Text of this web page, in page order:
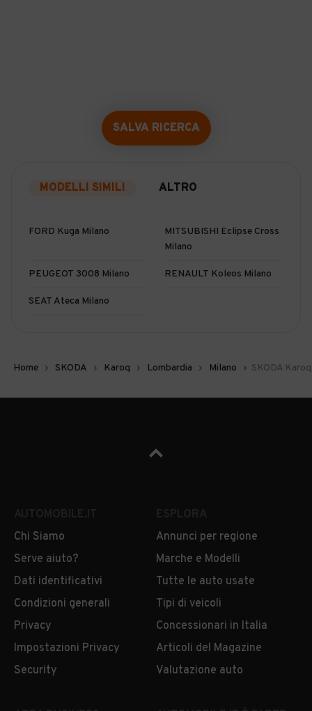
SALVA RICERCA
MODELLI SIMILI ALTRO
FORD Kuga Milano
MITSUBISHI Eclipse Cross
Milano
PEUGEOT 3008 Milano RENAULT Koleos Milano
SEAT Ateca Milano
Home SKODA Karoq Lombardia Milano SKODA
Chi Siamo
Serve aiuto?
Dati identificativi
Condizioni generali
Privacy
Impostazioni Privacy
Security
Annunci per regione
Marche e Modelli
Tutte le auto usate
Tipi di veicoli
Concessionari in Italia
Articoli del Magazine
Valutazione auto